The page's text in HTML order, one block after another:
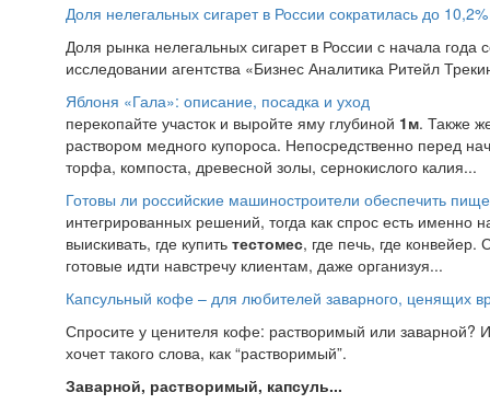
Доля нелегальных сигарет в России сократилась до 10,2%
Доля рынка нелегальных сигарет в России с начала года
исследовании агентства «Бизнес Аналитика Ритейл
Яблоня «Гала»: описание, посадка и уход
перекопайте участок и выройте яму глубиной 1м. Также
раствором медного купороса. Непосредственно перед
торфа, компоста, древесной золы, сернокислого калия...
Готовы ли российские машиностроители обеспечить
интегрированных решений, тогда как спрос есть
выискивать, где купить тестомес, где печь, где
готовые идти навстречу клиентам, даже организуя...
Капсульный кофе – для любителей заварного, ценящих
Спросите у ценителя кофе: растворимый или
хочет такого слова, как “растворимый”.
Заварной, растворимый, капсуль...